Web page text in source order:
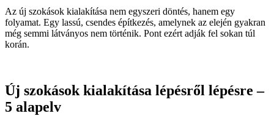
Az új szokások kialakítása nem egyszeri döntés, hanem egy
folyamat. Egy lassú, csendes építkezés, amelynek az elején gyakran
még semmi látványos nem történik. Pont ezért adják fel sokan túl
korán.
Új szokások kialakítása lépésről lépésre –
5 alapelv